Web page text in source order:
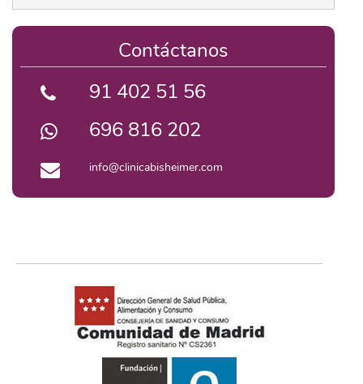
Contáctanos
91 402 51 56
696 816 202
info@clinicabisheimer.com